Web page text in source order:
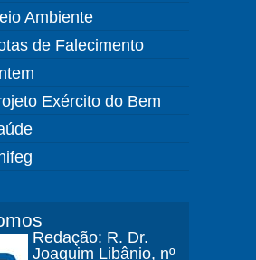
Ambiente
de Falecimento
Exército do Bem
Redação: R. Dr.
Joaquim Libânio, nº